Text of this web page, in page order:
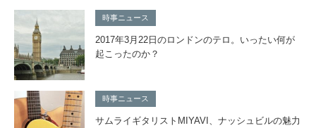
時事ニュース
2017年3月22日のロンドンのテロ。いったい何が
起こったのか？
時事ニュース
サムライギタリストMIYAVI、ナッシュビルの魅力